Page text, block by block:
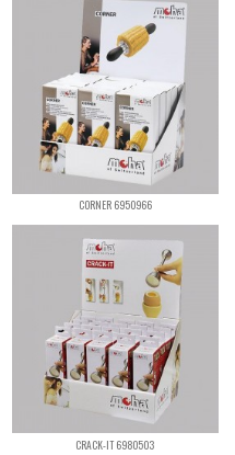
CORNER 6950966
CRACK-IT 6980503